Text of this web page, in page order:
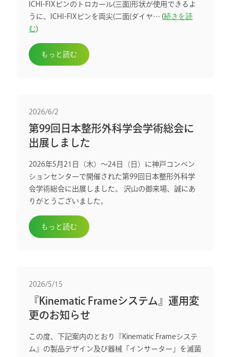
ICHI-FIXピンのトロカール(三面)形状が使用できるよ
うに、ICHI-FIXピンを両尖(二面(ダイヤ… (続きを読
む)
もっと読む
2026/6/2
第99回日本整形外科学会学術総会に
出展しました
2026年5月21日（木）〜24日（日）に神戸コンベン
ションセンターで開催された第99回日本整形外科学
会学術総会に出展しました。 沢山の御来場、誠にあ
りがとうございました。
もっと読む
2026/5/15
『Kinematic Frameシステム』運用変
更のお知らせ
この度、下記案内のとおり『Kinematic Frameシステ
ム』の製品デザイン及び器械「インサーター」を滅菌